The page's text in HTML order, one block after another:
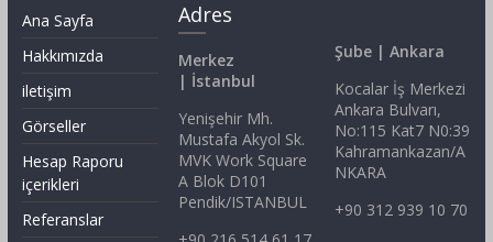
Ana Sayfa
Hakkımızda
iletişim
Görseller
Hesap Raporu
içerikleri
Referanslar
Adres
Merkez
| İstanbul
Yenişehir Mh.
Mustafa Akyol Sk.
MVK Work Square
A Blok D101
Pendik/ISTANBUL
Şube | Ankara
Kocalar İş Merkezi
Ankara Bulvarı,
No:115 Kat7 N0:39
Kahramankazan/A
NKARA
+90 312 939 10 70